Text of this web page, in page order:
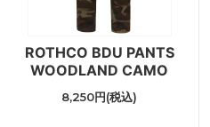
ROTHCO BDU PANTS
WOODLAND CAMO
8,250円(税込)